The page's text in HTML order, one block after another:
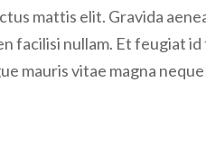
mattis elit. Gravida
facilisi nullam. Et feugiat
mauris vitae magna